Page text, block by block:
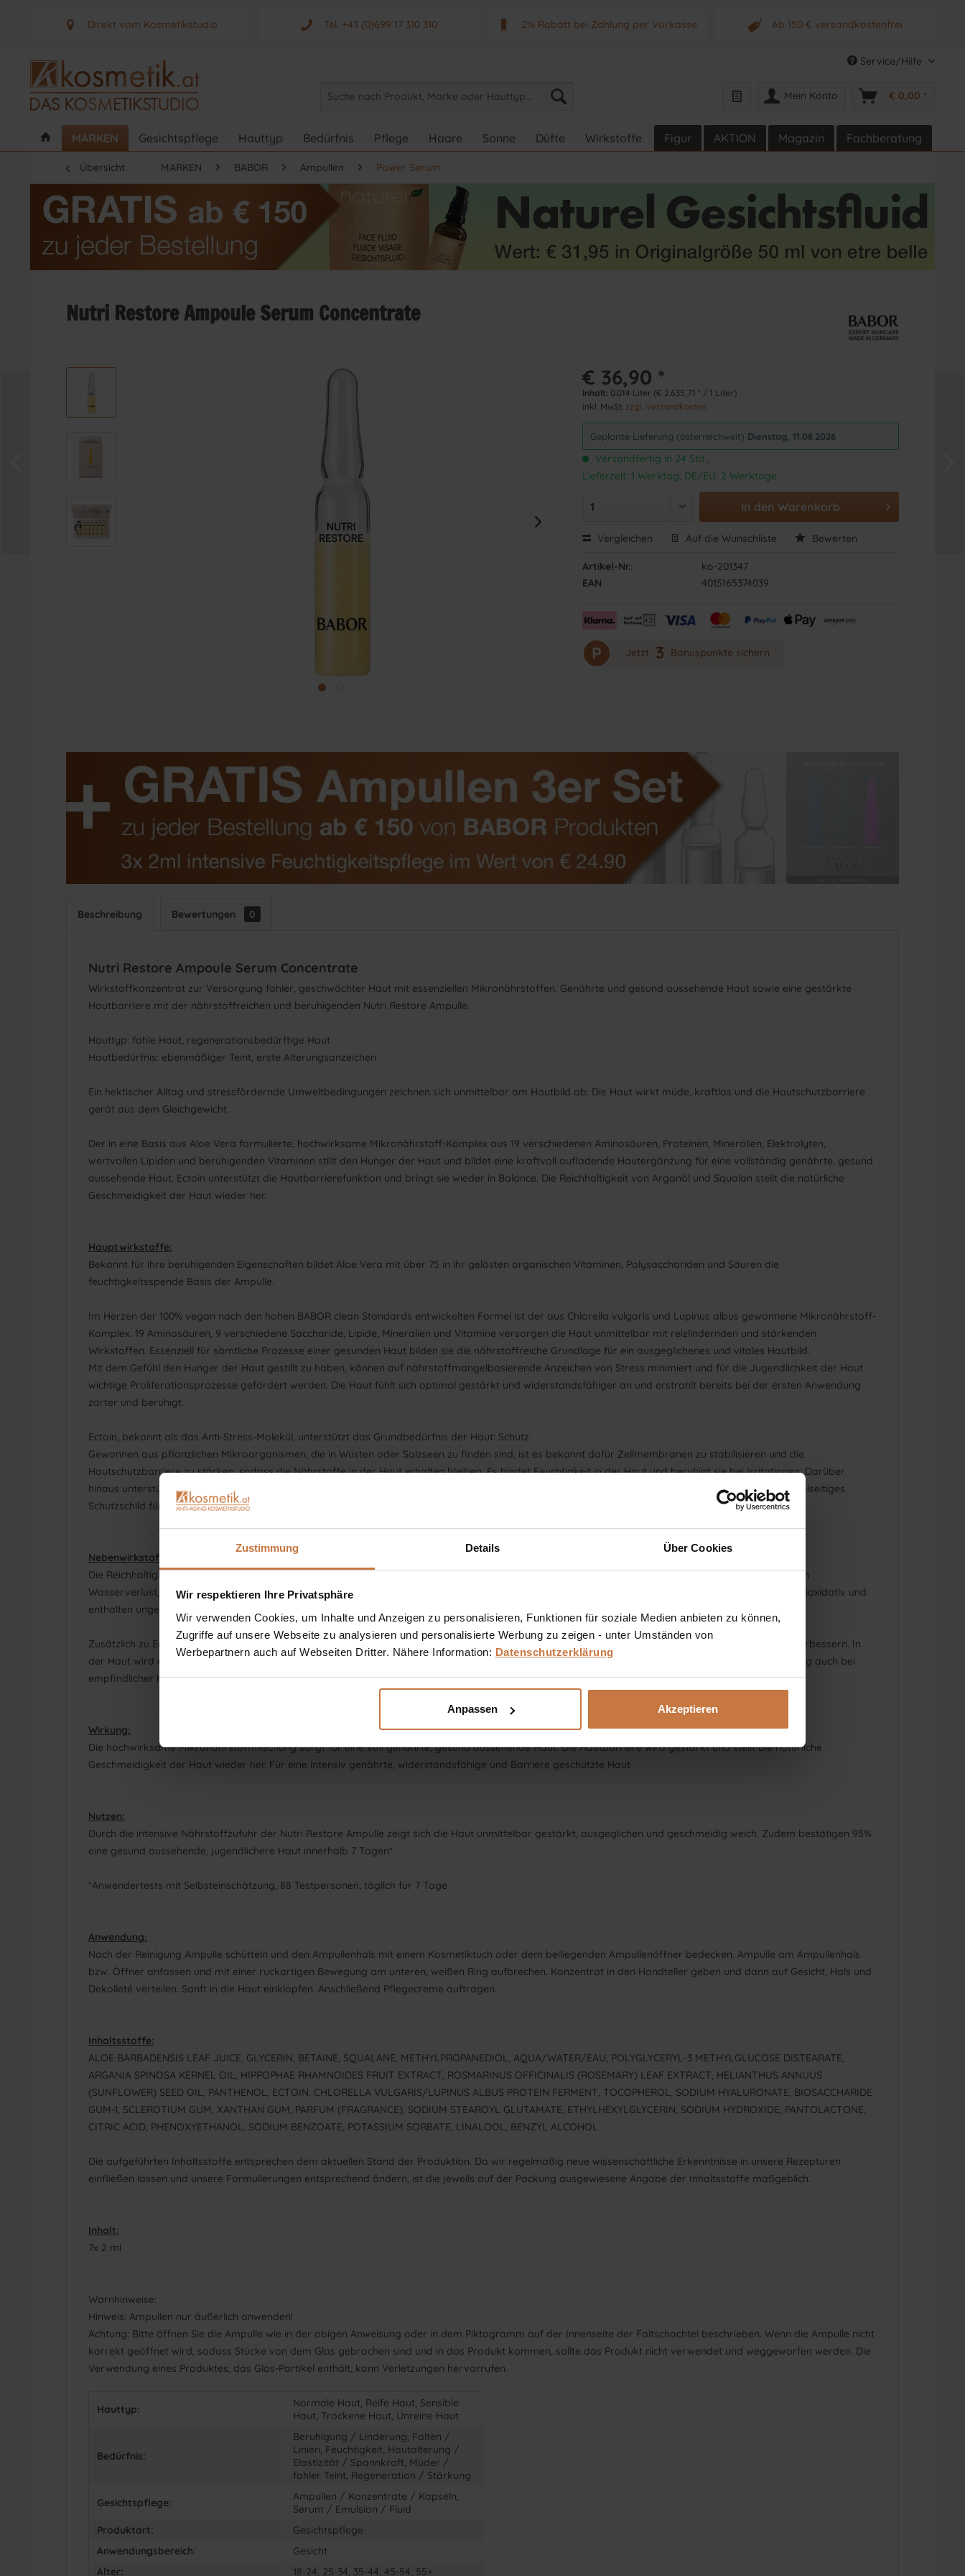
Zustimmung Details Über Cookies
Wir respektieren Ihre Privatsphäre
Wir verwenden Cookies, um Inhalte und Anzeigen zu personalisieren, Funktionen für soziale Medien anbieten zu können,
Zugriffe auf unsere Webseite zu analysieren und personalisierte Werbung zu zeigen - unter Umständen von
Werbepartnern auch auf Webseiten Dritter. Nähere Information: Datenschutzerklärung
Anpassen Akzeptieren
Direkt vom Kosmetikstudio Tel. +43 (0)699 17 310 310 2% Rabatt bei Zahlung per Vorkasse Ab 150 € versandkostenfrei
Originalprodukt vom Hersteller
Service/Hilfe
Mein Konto € 0,00 *
MARKEN Gesichtspflege Hauttyp Bedürfnis Pflege Haare Sonne Düfte Wirkstoffe Figur AKTION Magazin Fachberatung
Übersicht MARKEN BABOR Ampullen Power Serum
Nutri Restore Ampoule Serum Concentrate
€ 36,90 *
Inhalt: 0.014 Liter (€ 2.635,71 * / 1 Liter)
inkl. MwSt. zzgl. Versandkosten
Geplante Lieferung (österreichweit) Dienstag, 11.08.2026
Versandfertig in 24 Std.,
Lieferzeit: 1 Werktag, DE/EU: 2 Werktage
In den Warenkorb
Vergleichen Auf die Wunschliste Bewerten
Artikel-Nr.:
ko-201347
EAN
4015165374039
P Jetzt 3 Bonuspunkte sichern
Beschreibung Bewertungen 0
Nutri Restore Ampoule Serum Concentrate
​Wirkstoffkonzentrat zur Versorgung fahler, geschwächter Haut mit essenziellen Mikronährstoffen. Genährte und gesund aussehende Haut sowie eine gestärkte
Hautbarriere mit der nährstoffreichen und beruhigenden Nutri Restore Ampulle.
Hauttyp: fahle Haut, regenerationsbedürftige Haut
Hautbedürfnis: ebenmäßiger Teint, erste Alterungsanzeichen
Ein hektischer Alltag und stressfördernde Umweltbedingungen zeichnen sich unmittelbar am Hautbild ab: Die Haut wirkt müde, kraftlos und die Hautschutzbarriere
gerät aus dem Gleichgewicht.
Der in eine Basis aus Aloe Vera formulierte, hochwirksame Mikronährstoff-Komplex aus 19 verschiedenen Aminosäuren, Proteinen, Mineralien, Elektrolyten,
wertvollen Lipiden und beruhigenden Vitaminen stillt den Hunger der Haut und bildet eine kraftvoll aufladende Hautergänzung für eine vollständig genährte, gesund
aussehende Haut. Ectoin unterstützt die Hautbarrierefunktion und bringt sie wieder in Balance. Die Reichhaltigkeit von Arganöl und Squalan stellt die natürliche
Geschmeidigkeit der Haut wieder her.
Hauptwirkstoffe:
Bekannt für ihre beruhigenden Eigenschaften bildet Aloe Vera mit über 75 in ihr gelösten organischen Vitaminen, Polysacchariden und Säuren die
feuchtigkeitsspende Basis der Ampulle.
Im Herzen der 100% vegan nach den hohen BABOR clean Standards entwickelten Formel ist der aus Chlorella vulgaris und Lupinus albus gewonnene Mikronährstoff-
Komplex. 19 Aminosäuren, 9 verschiedene Saccharide, Lipide, Mineralien und Vitamine versorgen die Haut unmittelbar mit reizlindernden und stärkenden
Wirkstoffen. Essenziell für sämtliche Prozesse einer gesunden Haut bilden sie die nährstoffreiche Grundlage für ein ausgeglichenes und vitales Hautbild.
Mit dem Gefühl den Hunger der Haut gestillt zu haben, können auf nährstoffmangelbasierende Anzeichen von Stress minimiert und für die Jugendlichkeit der Haut
wichtige Proliferationsprozesse gefördert werden. Die Haut fühlt sich optimal gestärkt und widerstandsfähiger an und erstrahlt bereits bei der ersten Anwendung
zarter und beruhigt.
Ectoin, bekannt als das Anti-Stress-Molekül, unterstützt das Grundbedürfnis der Haut: Schutz.
Gewonnen aus pflanzlichen Mikroorganismen, die in Wüsten oder Salzseen zu finden sind, ist es bekannt dafür Zellmembranen zu stabilisieren und die
Hautschutzbarriere zu stärken, sodass die Nährstoffe in der Haut erhalten bleiben. Es bindet Feuchtigkeit in der Haut und beruhigt sie bei Irritationen. Darüber
hinaus unterstützt Ectoin die Reduktion von durch Hitze, Kälte, UV-Strahlung oder Schadstoffen bedingten Stressfaktoren und ist somit nicht nur ein vielseitiges
Schutzschild für die Haut, sondern auch ein starker Anti-Aging Wirkstoff.
Nebenwirkstoffe:
Die Reichhaltigkeit von Arganöl und hautidentischem Squalan spenden nicht nur Feuchtigkeit, sondern reduzieren den durch Hautschäden begünstigten
Wasserverlust, indem Feuchtigkeit in der Haut bewahrt wird. Dies führt zu einer besser durchfeuchteten, gesund aussehenden Haut. Die Öle wirken antioxidativ und
enthalten ungesättigte Fettsäuren, die besonders in der Zellbildung der Haut und deren Regeneration eine essenzielle Rolle spielen.
Zusätzlich zu Ectoin stabilisiert Pro-Vitamin B5 die Hautbarriere, lindert Reizungen und erhöht den Feuchtigkeitsgehalt der Haut, um das Hautbild zu verbessern. In
der Haut wird es in Pantothensäure umgewandelt, einem Bestandteil des Co-Enzyms A. Aufgrund der hohen Verträglichkeit eignet sich die Formulierung auch bei
empfindlicher Haut.
Wirkung:
Die hochwirksame Mikronährstoffmischung sorgt für eine voll genährte, gesund aussehende Haut. Die Hautbarriere wird gestärkt und stellt die natürliche
Geschmeidigkeit der Haut wieder her. Für eine intensiv genährte, widerstandsfähige und Barriere geschützte Haut
Nutzen:
Durch die intensive Nährstoffzufuhr der Nutri Restore Ampulle zeigt sich die Haut unmittelbar gestärkt, ausgeglichen und geschmeidig weich. Zudem bestätigen 95%
eine gesund aussehende, jugendlichere Haut innerhalb 7 Tagen*.
*Anwendertests mit Selbsteinschätzung, 88 Testpersonen, täglich für 7 Tage
Anwendung:
Nach der Reinigung Ampulle schütteln und den Ampullenhals mit einem Kosmetiktuch oder dem beiliegenden Ampullenöffner bedecken. Ampulle am Ampullenhals
bzw. Öffner anfassen und mit einer ruckartigen Bewegung am unteren, weißen Ring aufbrechen. Konzentrat in den Handteller geben und dann auf Gesicht, Hals und
Dekolleté verteilen. Sanft in die Haut einklopfen. Anschließend Pflegecreme auftragen.
Inhaltsstoffe:
ALOE BARBADENSIS LEAF JUICE, GLYCERIN, BETAINE, SQUALANE, METHYLPROPANEDIOL, AQUA/WATER/EAU, POLYGLYCERYL-3 METHYLGLUCOSE DISTEARATE,
ARGANIA SPINOSA KERNEL OIL, HIPPOPHAE RHAMNOIDES FRUIT EXTRACT, ROSMARINUS OFFICINALIS (ROSEMARY) LEAF EXTRACT, HELIANTHUS ANNUUS
(SUNFLOWER) SEED OIL, PANTHENOL, ECTOIN, CHLORELLA VULGARIS/LUPINUS ALBUS PROTEIN FERMENT, TOCOPHEROL, SODIUM HYALURONATE, BIOSACCHARIDE
GUM-1, SCLEROTIUM GUM, XANTHAN GUM, PARFUM (FRAGRANCE), SODIUM STEAROYL GLUTAMATE, ETHYLHEXYLGLYCERIN, SODIUM HYDROXIDE, PANTOLACTONE,
CITRIC ACID, PHENOXYETHANOL, SODIUM BENZOATE, POTASSIUM SORBATE, LINALOOL, BENZYL ALCOHOL
Die aufgeführten Inhaltsstoffe entsprechen dem aktuellen Stand der Produktion. Da wir regelmäßig neue wissenschaftliche Erkenntnisse in unsere Rezepturen
einfließen lassen und unsere Formulierungen entsprechend ändern, ist die jeweils auf der Packung ausgewiesene Angabe der Inhaltsstoffe maßgeblich.
Inhalt:
7x 2 ml
Warnhinweise:
Hinweis: Ampullen nur äußerlich anwenden!
Achtung: Bitte öffnen Sie die Ampulle wie in der obigen Anweisung oder in dem Piktogramm auf der Innenseite der Faltschachtel beschrieben. Wenn die Ampulle nicht
korrekt geöffnet wird, sodass Stücke von dem Glas gebrochen sind und in das Produkt kommen, sollte das Produkt nicht verwendet und weggeworfen werden. Die
Verwendung eines Produktes, das Glas-Partikel enthält, kann Verletzungen hervorrufen.
Hauttyp:
Normale Haut, Reife Haut, Sensible
Haut, Trockene Haut, Unreine Haut
Bedürfnis:
Beruhigung / Linderung, Falten /
Linien, Feuchtigkeit, Hautalterung /
Elastizität / Spannkraft, Müder /
fahler Teint, Regeneration / Stärkung
Gesichtspflege:
Ampullen / Konzentrate / Kapseln,
Serum / Emulsion / Fluid
Produktart:
Gesichtspflege
Anwendungsbereich:
Gesicht
Alter:
18-24, 25-34, 35-44, 45-54, 55+